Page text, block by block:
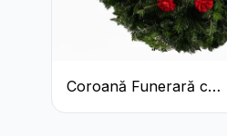
Coroană Funerară cu
Garoafe